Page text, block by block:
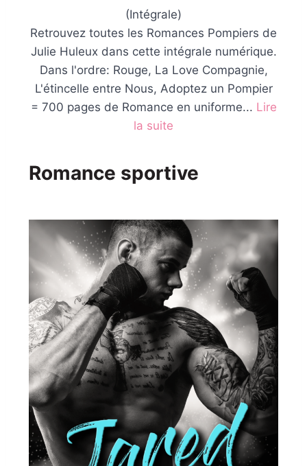
(Intégrale)
Retrouvez toutes les Romances Pompiers de
Julie Huleux dans cette intégrale numérique.
Dans l'ordre: Rouge, La Love Compagnie,
L'étincelle entre Nous, Adoptez un Pompier
= 700 pages de Romance en uniforme⁠... Lire
la suite
Romance sportive